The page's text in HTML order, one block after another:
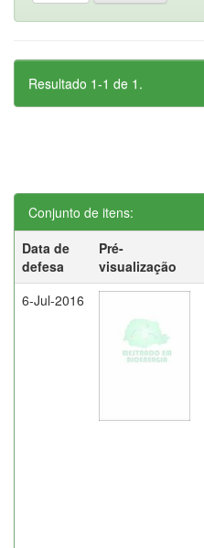
Resultado 1-1 de 1.
Conjunto de itens:
Data de
defesa
Pré-
visualização
6-Jul-2016